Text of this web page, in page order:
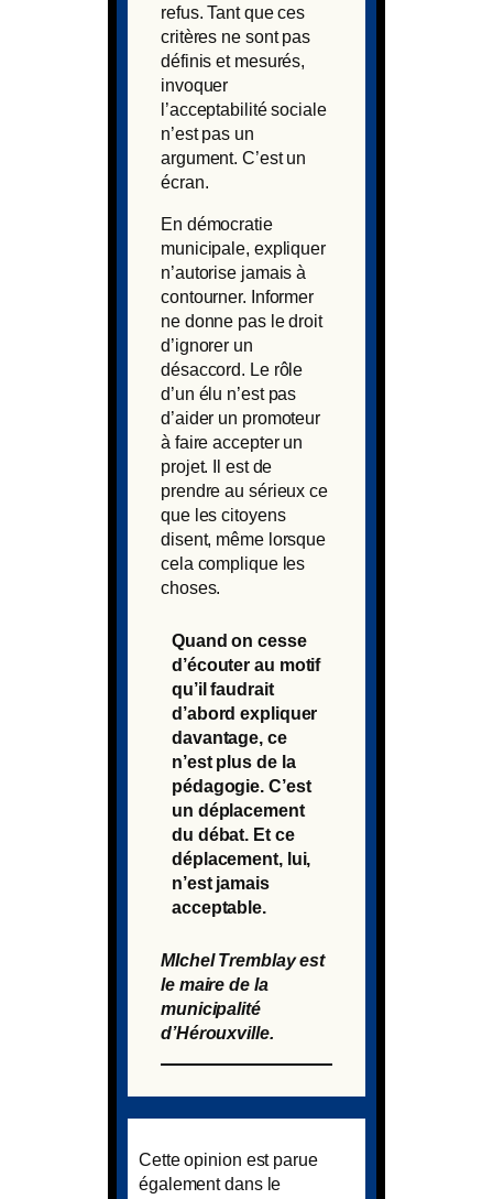
refus. Tant que ces
critères ne sont pas
définis et mesurés,
invoquer
l’acceptabilité sociale
n’est pas un
argument. C’est un
écran.
En démocratie
municipale, expliquer
n’autorise jamais à
contourner. Informer
ne donne pas le droit
d’ignorer un
désaccord. Le rôle
d’un élu n’est pas
d’aider un promoteur
à faire accepter un
projet. Il est de
prendre au sérieux ce
que les citoyens
disent, même lorsque
cela complique les
choses.
Quand on cesse
d’écouter au motif
qu’il faudrait
d’abord expliquer
davantage, ce
n’est plus de la
pédagogie. C’est
un déplacement
du débat. Et ce
déplacement, lui,
n’est jamais
acceptable.
MIchel Tremblay est
le maire de la
municipalité
d’Hérouxville.
Cette opinion est parue
également dans le